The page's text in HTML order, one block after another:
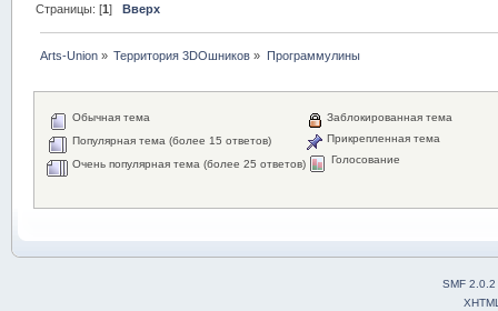
Страницы: [1]Вверх
Arts-Union » Территория 3DOшников » Программулины
Обычная тема
Популярная тема (более 15 ответов)
Очень популярная тема (более 25 ответов)
Заблокированная тема
Прикрепленная тема
Голосование
SMF 2.0.2